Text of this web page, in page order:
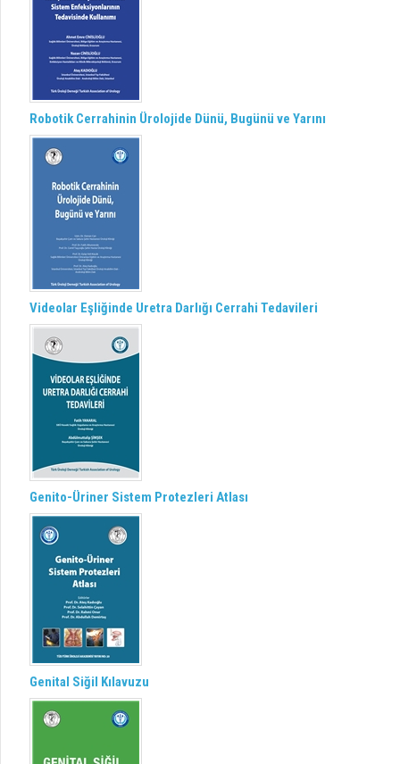
Robotik Cerrahinin Ürolojide Dünü, Bugünü ve Yarını
Videolar Eşliğinde Uretra Darlığı Cerrahi Tedavileri
Genito-Üriner Sistem Protezleri Atlası
Genital Siğil Kılavuzu